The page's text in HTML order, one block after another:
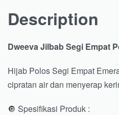
Description
Dweeva Jilbab Segi Empat
Hijab Polos Segi Empat
cipratan air dan menyerap
🔘 Spesifikasi Produk :